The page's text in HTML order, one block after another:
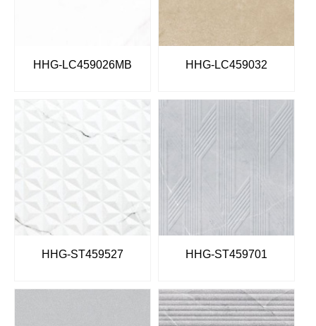
HHG-LC459026MB HHG-LC459032
HHG-ST459527 HHG-ST459701